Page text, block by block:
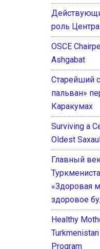
роль
OSCE
Ashgabat
Старейший
пальван»
Каракумах
Surviving a
Oldest
Главный
«Здоровая
здоровое
Healthy
Program